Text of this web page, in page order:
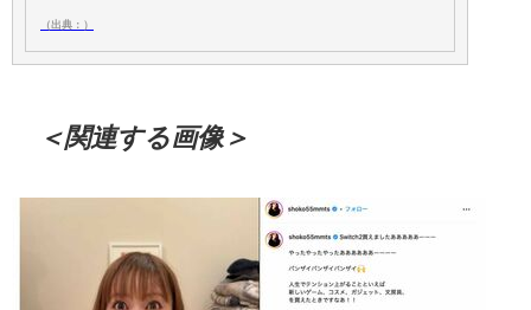
（出典：）
＜関連する画像＞